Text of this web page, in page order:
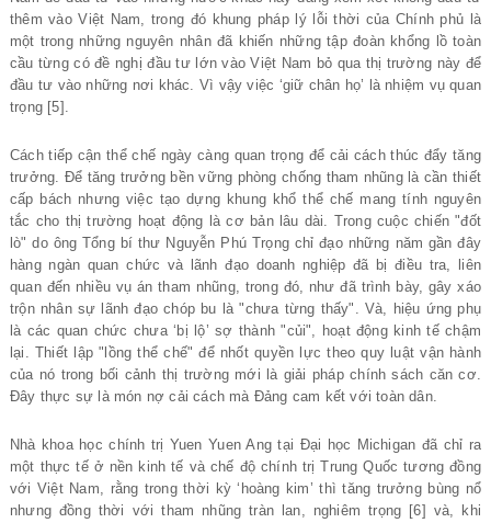
thêm vào Việt Nam, trong đó khung pháp lý lỗi thời của Chính phủ là
một trong những nguyên nhân đã khiến những tập đoàn khổng lồ toàn
cầu từng có đề nghị đầu tư lớn vào Việt Nam bỏ qua thị trường này để
đầu tư vào những nơi khác. Vì vậy việc ‘giữ chân họ’ là nhiệm vụ quan
trọng [5].
Cách tiếp cận thể chế ngày càng quan trọng để cải cách thúc đẩy tăng
trưởng. Để tăng trưởng bền vững phòng chống tham nhũng là cần thiết
cấp bách nhưng việc tạo dựng khung khổ thể chế mang tính nguyên
tắc cho thị trường hoạt động là cơ bản lâu dài. Trong cuộc chiến "đốt
lò" do ông Tổng bí thư Nguyễn Phú Trọng chỉ đạo những năm gần đây
hàng ngàn quan chức và lãnh đạo doanh nghiệp đã bị điều tra, liên
quan đến nhiều vụ án tham nhũng, trong đó, như đã trình bày, gây xáo
trộn nhân sự lãnh đạo chóp bu là "chưa từng thấy". Và, hiệu ứng phụ
là các quan chức chưa ‘bị lộ’ sợ thành "củi", hoạt động kinh tế chậm
lại. Thiết lập "lồng thể chế" để nhốt quyền lực theo quy luật vận hành
của nó trong bối cảnh thị trường mới là giải pháp chính sách căn cơ.
Đây thực sự là món nợ cải cách mà Đảng cam kết với toàn dân.
Nhà khoa học chính trị Yuen Yuen Ang tại Đại học Michigan đã chỉ ra
một thực tế ở nền kinh tế và chế độ chính trị Trung Quốc tương đồng
với Việt Nam, rằng trong thời kỳ ‘hoàng kim’ thì tăng trưởng bùng nổ
nhưng đồng thời với tham nhũng tràn lan, nghiêm trọng [6] và, khi